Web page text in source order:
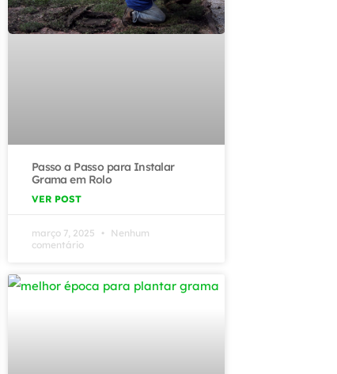
Passo a Passo para Instalar
Grama em Rolo
VER POST
março 7, 2025
Nenhum
comentário